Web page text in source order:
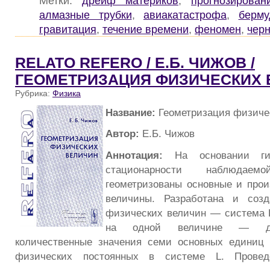
алмазные трубки, авиакатастрофа,
гравитация, течение времени, феномен,
RELATO REFERO / Е.Б. ЧИЖОВ /
ГЕОМЕТРИЗАЦИЯ ФИЗИЧЕСКИХ
Рубрика: Физика
Название: Геометризация
Автор: Е.Б. Чижов
Аннотация: На основании
стационарности
геометризованы основные и
величины. Разработана и
физических величин — система
на одной величине —
количественные значения семи основных
физических постоянных в системе L.